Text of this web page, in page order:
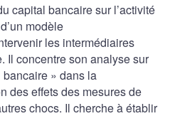
capital bancaire sur l’activité
modèle
les intermédiaires
Il concentre son analyse sur
» dans la
des effets des mesures de
chocs. Il cherche à établir